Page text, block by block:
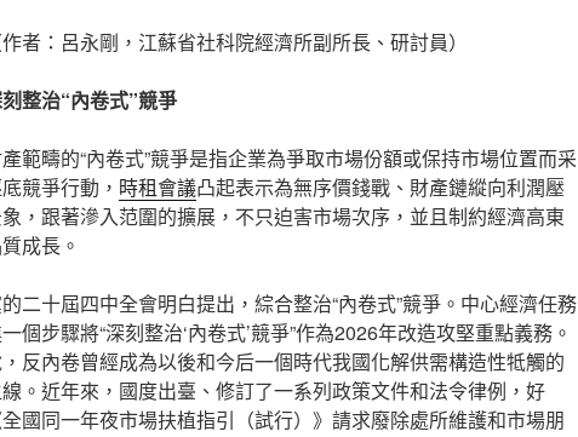
作者：呂永剛，江蘇省社科院經濟所副所長、研討員）
整治“內卷式”競爭
範疇的“內卷式”競爭是指企業為爭取市場份額或保持市場位置而采
競爭行動， 時租會議凸起表示為無序價錢戰、財產鏈縱向利潤壓
，跟著滲入范圍的擴展，不只迫害市場次序，並且制約經濟高東
成長。
二十屆四中全會明白提出，綜合整治“內卷式”競爭。中心經濟任務
個步驟將“深刻整治‘內卷式’競爭”作為2026年改造攻堅重點義務。
反內卷曾經成為以後和今后一個時代我國化解供需構造性牴觸的
。近年來，國度出臺、修訂了一系列政策文件和法令律例，好
國同一年夜市場扶植指引（試行）》請求廢除處所維護和市場朋